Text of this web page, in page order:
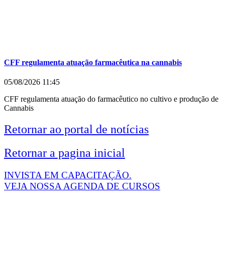
CFF regulamenta atuação farmacêutica na cannabis
05/08/2026 11:45
CFF regulamenta atuação do farmacêutico no cultivo e produção de
Cannabis
Retornar ao portal de notícias
Retornar a pagina inicial
INVISTA EM CAPACITAÇÃO.
VEJA NOSSA AGENDA DE CURSOS